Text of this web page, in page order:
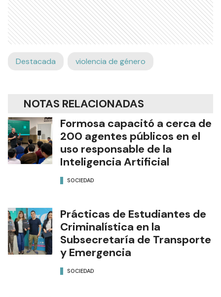
Destacada violencia de género
NOTAS RELACIONADAS
Formosa capacitó a cerca de
200 agentes públicos en el
uso responsable de la
Inteligencia Artificial
SOCIEDAD
Prácticas de Estudiantes de
Criminalística en la
Subsecretaría de Transporte
y Emergencia
SOCIEDAD